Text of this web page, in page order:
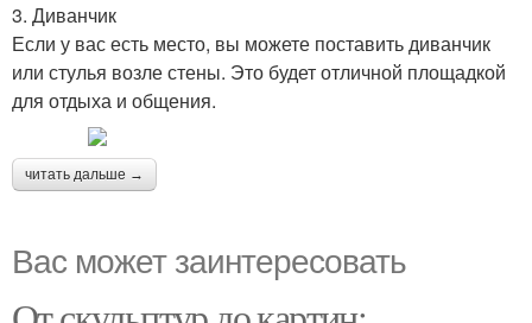
3. Диванчик
Если у вас есть место, вы можете поставить диванчик
или стулья возле стены. Это будет отличной площадкой
для отдыха и общения.
читать дальше →
Вас может заинтересовать